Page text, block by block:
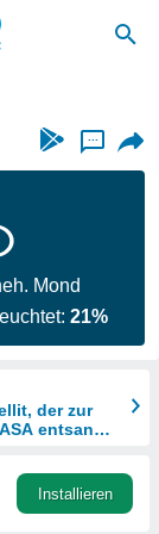
...
Mond
21%
der zur
entsandt
Installieren